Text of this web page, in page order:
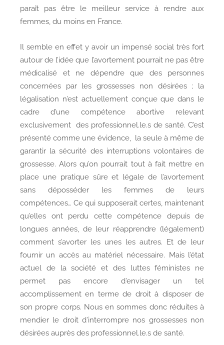
paraît pas être le meilleur service à rendre aux
femmes, du moins en France.
Il semble en effet y avoir un impensé social très fort
autour de l’idée que l’avortement pourrait ne pas être
médicalisé et ne dépendre que des personnes
concernées par les grossesses non désirées ; la
légalisation n’est actuellement conçue que dans le
cadre d’une compétence abortive relevant
exclusivement des professionnel.le.s de santé. C’est
présenté comme une évidence, la seule à même de
garantir la sécurité des interruptions volontaires de
grossesse. Alors qu’on pourrait tout à fait mettre en
place une pratique sûre et légale de l’avortement
sans déposséder les femmes de leurs
compétences… Ce qui supposerait certes, maintenant
qu’elles ont perdu cette compétence depuis de
longues années, de leur réapprendre (légalement)
comment s’avorter les unes les autres. Et de leur
fournir un accès au matériel nécessaire. Mais l’état
actuel de la société et des luttes féministes ne
permet pas encore d’envisager un tel
accomplissement en terme de droit à disposer de
son propre corps. Nous en sommes donc réduites à
mendier le droit d’interrompre nos grossesses non
désirées auprès des professionnel.le.s de santé.